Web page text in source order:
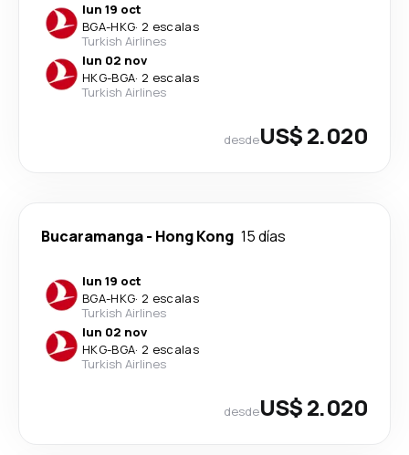
lun 19 oct
BGA-HKG· 2 escalas
Turkish Airlines
lun 02 nov
HKG-BGA· 2 escalas
Turkish Airlines
desdeUS$ 2.020
Bucaramanga- Hong Kong 15 días
lun 19 oct
BGA-HKG· 2 escalas
Turkish Airlines
lun 02 nov
HKG-BGA· 2 escalas
Turkish Airlines
desdeUS$ 2.020